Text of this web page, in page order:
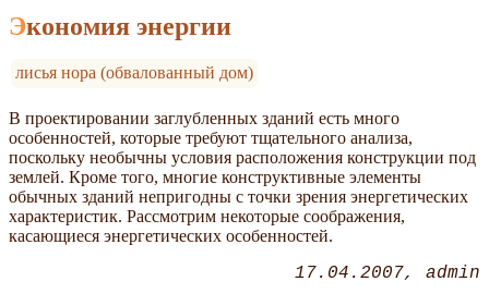
Экономия энергии
лисья нора (обвалованный дом)
В проектировании заглубленных зданий есть много
особенностей, которые требуют тщательного анализа,
поскольку необычны условия расположения конструкции под
землей. Кроме того, многие конструктивные элементы
обычных зданий непригодны с точки зрения энергетических
характеристик. Рассмотрим некоторые соображения,
касающиеся энергетических особенностей.
17.04.2007 admin